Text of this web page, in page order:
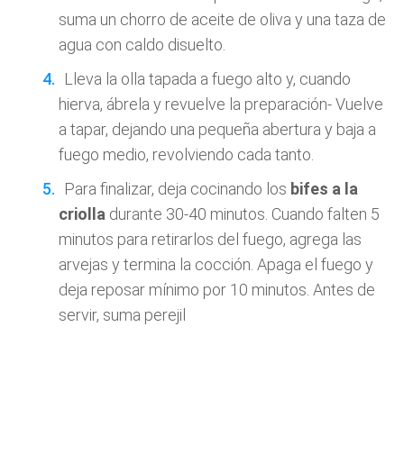
suma un chorro de aceite de oliva y una taza de
agua con caldo disuelto.
Lleva la olla tapada a fuego alto y, cuando
hierva, ábrela y revuelve la preparación- Vuelve
a tapar, dejando una pequeña abertura y baja a
fuego medio, revolviendo cada tanto.
Para finalizar, deja cocinando los bifes a la
criolla durante 30-40 minutos. Cuando falten 5
minutos para retirarlos del fuego, agrega las
arvejas y termina la cocción. Apaga el fuego y
deja reposar mínimo por 10 minutos. Antes de
servir, suma perejil